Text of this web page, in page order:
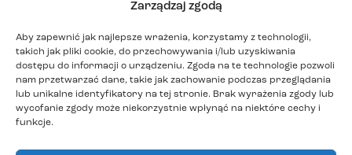
Zarządzaj zgodą
Aby zapewnić jak najlepsze wrażenia, korzystamy z technologii,
takich jak pliki cookie, do przechowywania i/lub uzyskiwania
dostępu do informacji o urządzeniu. Zgoda na te technologie pozwoli
nam przetwarzać dane, takie jak zachowanie podczas przeglądania
lub unikalne identyfikatory na tej stronie. Brak wyrażenia zgody lub
wycofanie zgody może niekorzystnie wpłynąć na niektóre cechy i
funkcje.
Zgadzam się na przesyłanie informacji handlowych, w tym
marketingu bezpośredniego przez Administratora z
wykorzystaniem urządzeń telekomunikacyjnych oraz
automatycznych systemów wywołujących, w rozumieniu ustawy